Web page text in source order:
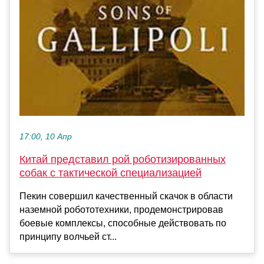
17:00, 10 Апр
Китай представил рой роботизированных
собак с тактической специализацией
Пекин совершил качественный скачок в области
наземной робототехники, продемонстрировав
боевые комплексы, способные действовать по
принципу волчьей ст...